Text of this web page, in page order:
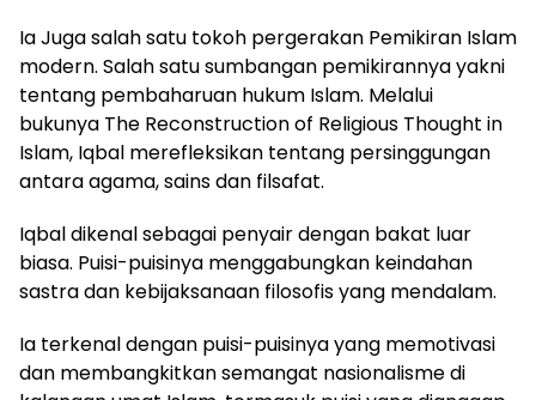
Ia Juga salah satu tokoh pergerakan Pemikiran Islam
modern. Salah satu sumbangan pemikirannya yakni
tentang pembaharuan hukum Islam. Melalui
bukunya The Reconstruction of Religious Thought in
Islam, Iqbal merefleksikan tentang persinggungan
antara agama, sains dan filsafat.
Iqbal dikenal sebagai penyair dengan bakat luar
biasa. Puisi-puisinya menggabungkan keindahan
sastra dan kebijaksanaan filosofis yang mendalam.
Ia terkenal dengan puisi-puisinya yang memotivasi
dan membangkitkan semangat nasionalisme di